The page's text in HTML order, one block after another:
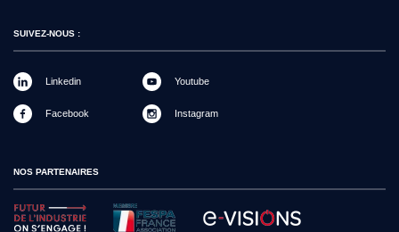
SUIVEZ-NOUS :
Linkedin
Facebook
Youtube
Instagram
NOS PARTENAIRES